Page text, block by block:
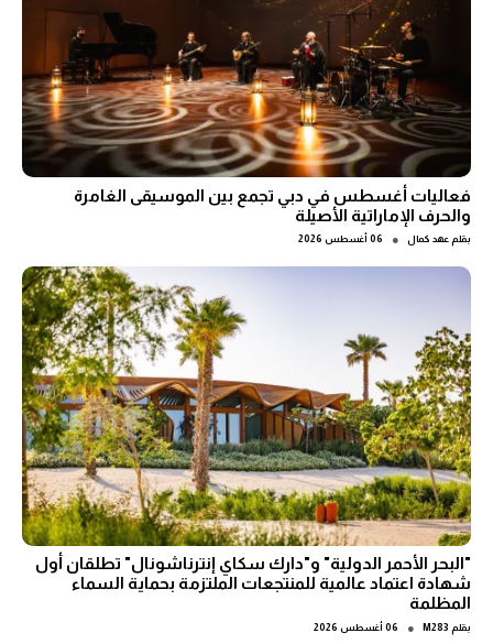
فعاليات أغسطس في دبي تجمع بين الموسيقى الغامرة
والحرف الإماراتية الأصيلة
بقلم عهد كمال ● 06 أغسطس 2026
"البحر الأحمر الدولية" و"دارك سكاي إنترناشونال" تطلقان أول
شهادة اعتماد عالمية للمنتجعات الملتزمة بحماية السماء
المظلمة
بقلم M283
● 06 أغسطس 2026